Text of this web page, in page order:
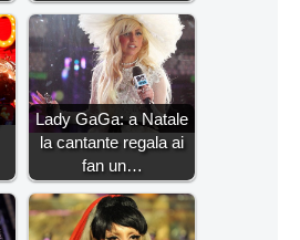
Lady GaGa: a Natale
la cantante regala ai
fan un…